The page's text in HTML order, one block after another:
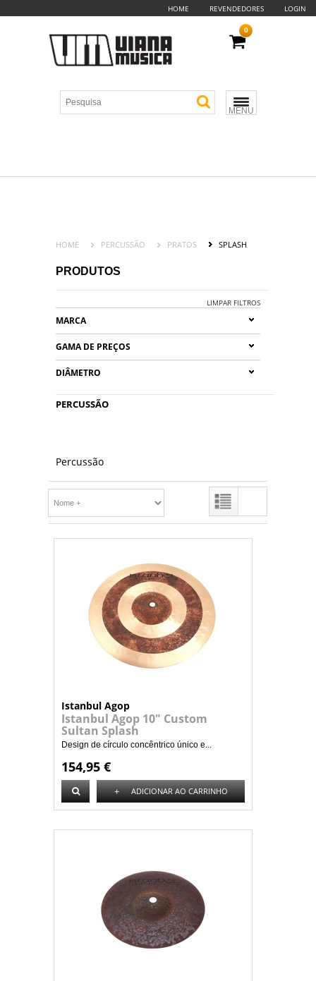
HOME REVENDEDORES LOGIN
MENU
0
HOME PERCUSSÃO PRATOS SPLASH
PRODUTOS
LIMPAR FILTROS
MARCA
GAMA DE PREÇOS
DIÂMETRO
PERCUSSÃO
Percussão
Istanbul Agop
Istanbul Agop 10" Custom
Sultan Splash
Design de círculo concêntrico único e...
154,95 €
+ ADICIONAR AO CARRINHO